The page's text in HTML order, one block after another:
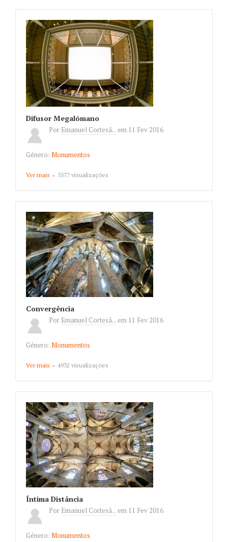
Difusor Megalómano
Por Emanuel Cortesã... em 11 Fev 2016
Género: Monumentos
Ver mais about Difusor Megalómano
5577 visualizações
Convergência
Por Emanuel Cortesã... em 11 Fev 2016
Género: Monumentos
Ver mais about Convergência
4932 visualizações
Íntima Distância
Por Emanuel Cortesã... em 11 Fev 2016
Género: Monumentos